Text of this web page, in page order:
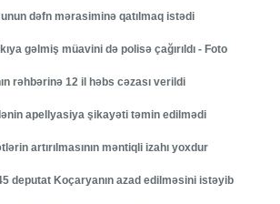
dəfn mərasiminə qatılmaq istədi
gəlmiş müavini də polisə çağırıldı - Foto
rəhbərinə 12 il həbs cəzası verildi
apellyasiya şikayəti təmin edilmədi
artırılmasının məntiqli izahı yoxdur
deputat Koçaryanın azad edilməsini istəyib